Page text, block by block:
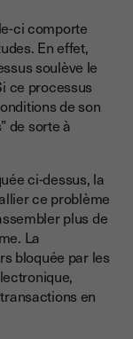
ci comporte
En effet,
soulève le
ce processus
de son
de sorte à
ci-dessus, la
ce problème
plus de
La
bloquée par les
en